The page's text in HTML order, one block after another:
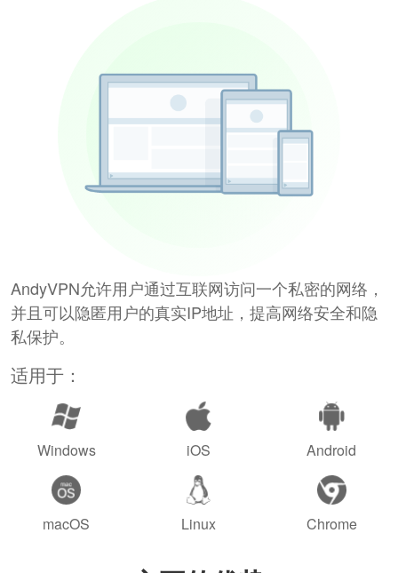
AndyVPN允许用户通过互联网访问一个私密的网络，
并且可以隐匿用户的真实IP地址，提高网络安全和隐
私保护。
适用于：
Windows iOS Android
macOS Linux Chrome